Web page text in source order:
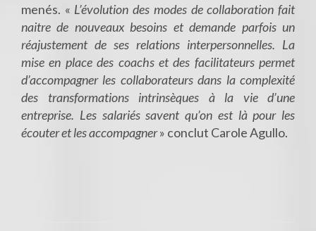
menés. « L’évolution des modes de collaboration fait
naitre de nouveaux besoins et demande parfois un
réajustement de ses relations interpersonnelles. La
mise en place des coachs et des facilitateurs permet
d’accompagner les collaborateurs dans la complexité
des transformations intrinsèques à la vie d’une
entreprise. Les salariés savent qu’on est là pour les
écouter et les accompagner» conclut Carole Agullo.